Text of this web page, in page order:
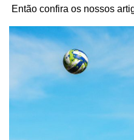
Então confira os nossos